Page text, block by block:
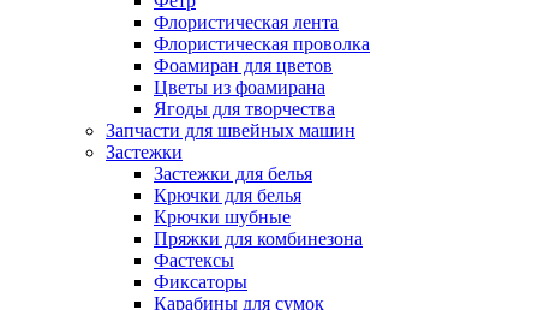
Флористическая лента
Флористическая проволка
Фоамиран для цветов
Цветы из фоамирана
Ягоды для творчества
Запчасти для швейных машин
Застежки
Застежки для белья
Крючки для белья
Крючки шубные
Пряжки для комбинезона
Фастексы
Фиксаторы
Карабины для сумок